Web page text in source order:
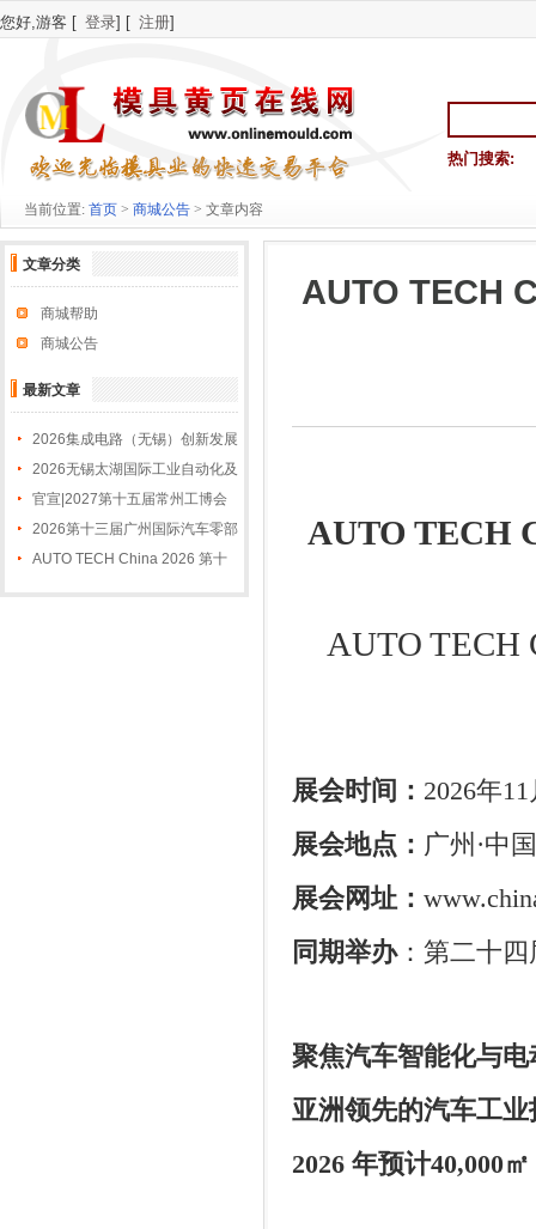
您好,游客 [ 登录] [ 注册]
热门搜索:
当前位置: 首页 > 商城公告 > 文章内容
文章分类
商城帮助
商城公告
最新文章
2026集成电路（无锡）创新发展
大会
2026无锡太湖国际工业自动化及
机器人展览会
官宣|2027第十五届常州工博会
招商全球启动！
2026第十三届广州国际汽车零部
件及加工技术、汽车模具展览会
AUTO TECH China 2026 第十
AUTO TECH
AUTO TECH
AUTO TECH
展会时间： 2026年11
展会地点： 广州 ·中
展会网址：
同期举办：第二十
聚焦汽车智能化与
亚洲领先的汽车工
2026 年预计40,000